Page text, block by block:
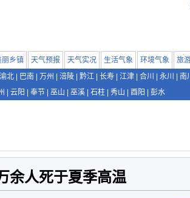
丽乡镇 天气预报 天气实况 生活气象 环境气象 旅
渝北 巴南 万州 涪陵 黔江 长寿 江津 合川 永川 南
云阳 奉节 巫山 巫溪 石柱 秀山 酉阳 彭水
余人死于夏季高温